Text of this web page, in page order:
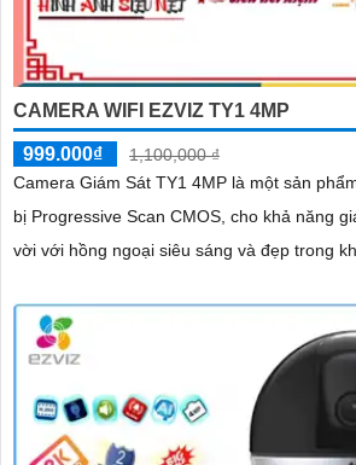
CAMERA WIFI EZVIZ TY1 4MP
999.000₫
1,100,000 ₫
Camera Giám Sát TY1 4MP là một sản
bị Progressive Scan CMOS, cho khả năng
vời với hồng ngoại siêu sáng và đẹp trong